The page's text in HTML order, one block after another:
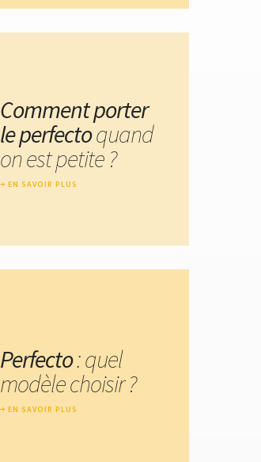
Comment porter
le perfectoquand
on est petite ?
EN SAVOIR PLUS
Perfecto: quel
modèle choisir ?
EN SAVOIR PLUS